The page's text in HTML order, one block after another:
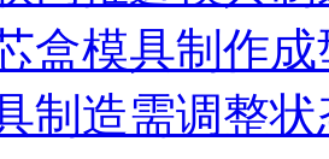
盒模具制作
制造需调整